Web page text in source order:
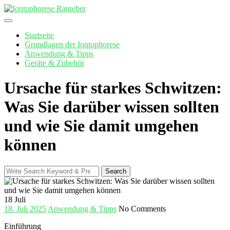
Skip
to
Startseite
Grundlagen der Iontophorese
Anwendung & Tipps
Geräte & Zubehör
Ursache für starkes Schwitzen:
Was Sie darüber wissen sollten
und wie Sie damit umgehen
können
Search
for:
Search
18 Juli
18. Juli 2025 Anwendung & Tipps No Comments
Einführung